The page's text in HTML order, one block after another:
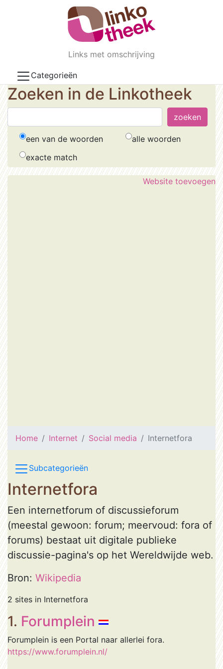
Skip to main content
Links met omschrijving
Categorieën
Zoeken in de Linkotheek
een van de woorden
alle woorden
exacte match
Website toevoegen
Home Internet Social media Internetfora
Subcategorieën
Internetfora
Een internetforum of discussieforum
(meestal gewoon: forum; meervoud: fora of
forums) bestaat uit digitale publieke
discussie-pagina's op het Wereldwijde web.
Bron: Wikipedia
2 sites in Internetfora
1. Forumplein
Forumplein is een Portal naar allerlei fora.
https://www.forumplein.nl/